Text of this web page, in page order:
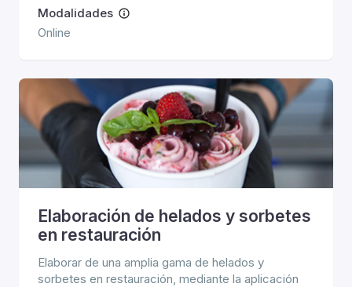
Modalidades
Online
Elaboración de helados y sorbetes
en restauración
Elaborar de una amplia gama de helados y
sorbetes en restauración, mediante la aplicación